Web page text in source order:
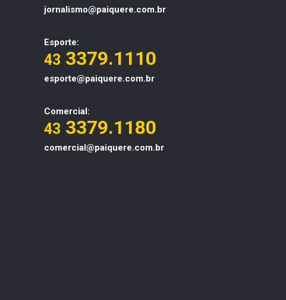
jornalismo@paiquere.com.br
Esporte:
43 3379.1110
esporte@paiquere.com.br
Comercial:
43 3379.1180
comercial@paiquere.com.br